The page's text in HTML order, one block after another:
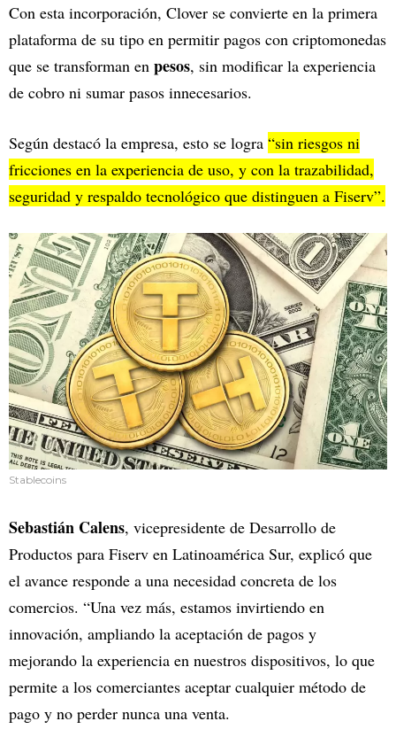
Con esta incorporación, Clover se convierte en la primera
plataforma de su tipo en permitir pagos con criptomonedas
que se transforman en pesos, sin modificar la experiencia
de cobro ni sumar pasos innecesarios.
Según destacó la empresa, esto se logra “sin riesgos ni
fricciones en la experiencia de uso, y con la trazabilidad,
seguridad y respaldo tecnológico que distinguen a Fiserv”.
Stablecoins
Sebastián Calens, vicepresidente de Desarrollo de
Productos para Fiserv en Latinoamérica Sur, explicó que
el avance responde a una necesidad concreta de los
comercios. “Una vez más, estamos invirtiendo en
innovación, ampliando la aceptación de pagos y
mejorando la experiencia en nuestros dispositivos, lo que
permite a los comerciantes aceptar cualquier método de
pago y no perder nunca una venta.